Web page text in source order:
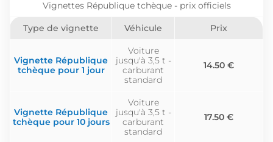
Vignettes République tchèque - prix officiels
Type de vignette Véhicule Prix
Vignette République
tchèque pour 1 jour
Voiture
jusqu'à 3,5 t -
carburant
standard
14.50 €
Vignette République
tchèque pour 10 jours
Voiture
jusqu'à 3,5 t -
carburant
standard
17.50 €